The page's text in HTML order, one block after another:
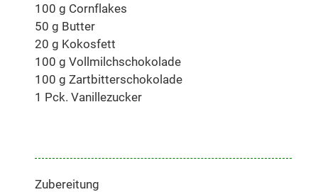
100 g Cornflakes
50 g Butter
20 g Kokosfett
100 g Vollmilchschokolade
100 g Zartbitterschokolade
1 Pck. Vanillezucker
Zubereitung